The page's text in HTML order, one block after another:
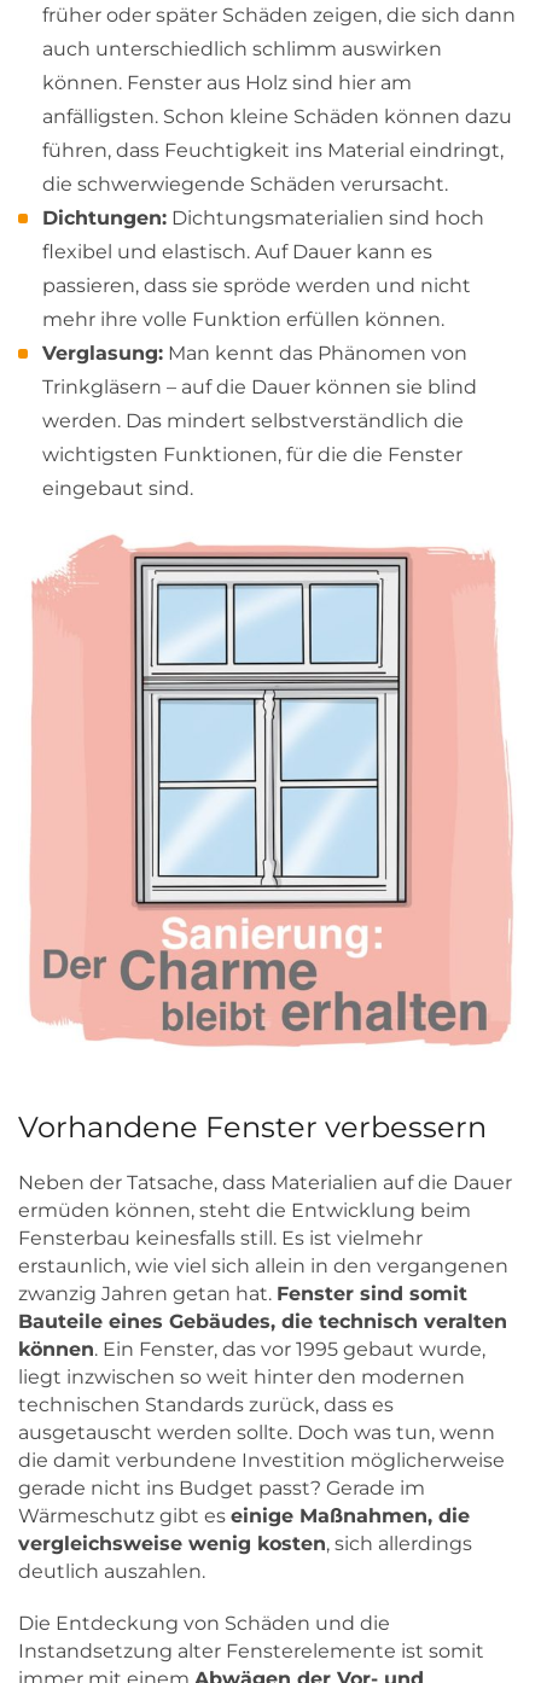
früher oder später Schäden zeigen, die sich dann
auch unterschiedlich schlimm auswirken
können. Fenster aus Holz sind hier am
anfälligsten. Schon kleine Schäden können dazu
führen, dass Feuchtigkeit ins Material eindringt,
die schwerwiegende Schäden verursacht.
Dichtungen: Dichtungsmaterialien sind hoch
flexibel und elastisch. Auf Dauer kann es
passieren, dass sie spröde werden und nicht
mehr ihre volle Funktion erfüllen können.
Verglasung: Man kennt das Phänomen von
Trinkgläsern – auf die Dauer können sie blind
werden. Das mindert selbstverständlich die
wichtigsten Funktionen, für die die Fenster
eingebaut sind.
Vorhandene Fenster verbessern
Neben der Tatsache, dass Materialien auf die Dauer
ermüden können, steht die Entwicklung beim
Fensterbau keinesfalls still. Es ist vielmehr
erstaunlich, wie viel sich allein in den vergangenen
zwanzig Jahren getan hat. Fenster sind somit
Bauteile eines Gebäudes, die technisch veralten
können. Ein Fenster, das vor 1995 gebaut wurde,
liegt inzwischen so weit hinter den modernen
technischen Standards zurück, dass es
ausgetauscht werden sollte. Doch was tun, wenn
die damit verbundene Investition möglicherweise
gerade nicht ins Budget passt? Gerade im
Wärmeschutz gibt es einige Maßnahmen, die
vergleichsweise wenig kosten, sich allerdings
deutlich auszahlen.
Die Entdeckung von Schäden und die
Instandsetzung alter Fensterelemente ist somit